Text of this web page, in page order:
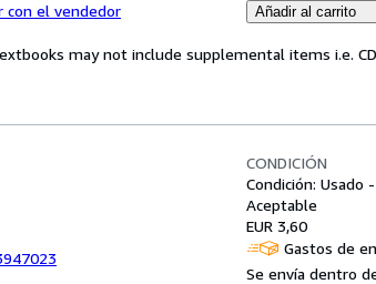
con el vendedor Añadir al carrito
may not include supplemental items i.e.
CONDICIÓN
Condición: Usado
Aceptable
EUR 3,60
Gastos de
Se envía dentro